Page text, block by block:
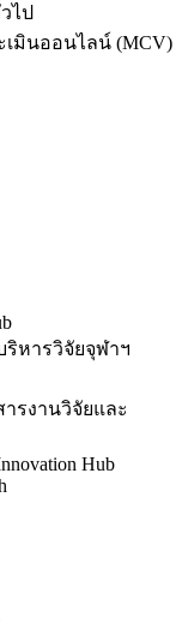
ไป
เมินออนไลน์ (MCV)
ริหารวิจัยจุฬาฯ
รงานวิจัยและ
Hub